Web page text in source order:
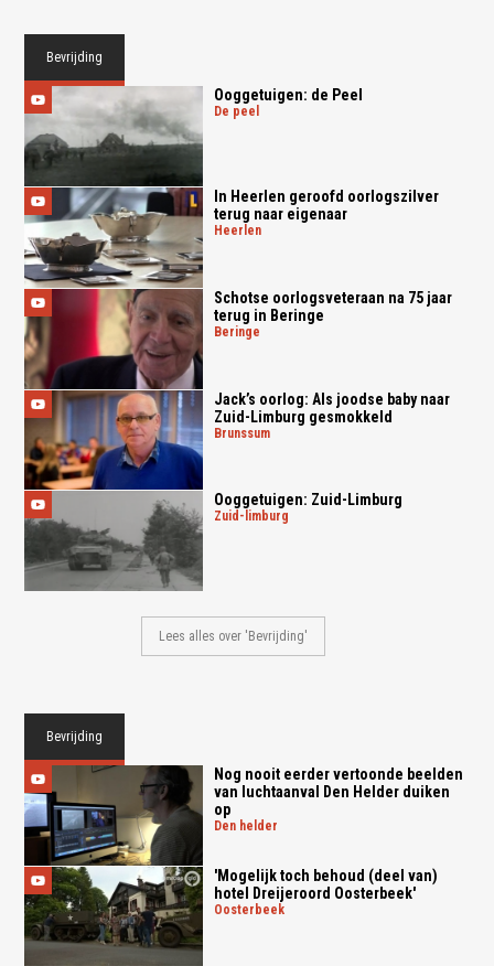
Bevrijding
Ooggetuigen: de Peel
de peel
In Heerlen geroofd oorlogszilver
terug naar eigenaar
heerlen
Schotse oorlogsveteraan na 75 jaar
terug in Beringe
beringe
Jack’s oorlog: Als joodse baby naar
Zuid-Limburg gesmokkeld
brunssum
Ooggetuigen: Zuid-Limburg
zuid-limburg
Lees alles over 'Bevrijding'
Bevrijding
Nog nooit eerder vertoonde beelden
van luchtaanval Den Helder duiken
op
den helder
'Mogelijk toch behoud (deel van)
hotel Dreijeroord Oosterbeek'
oosterbeek